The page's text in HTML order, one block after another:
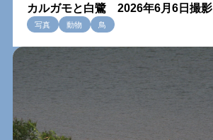
カルガモと白鷺 2026年6月6日撮影
写真 動物 鳥